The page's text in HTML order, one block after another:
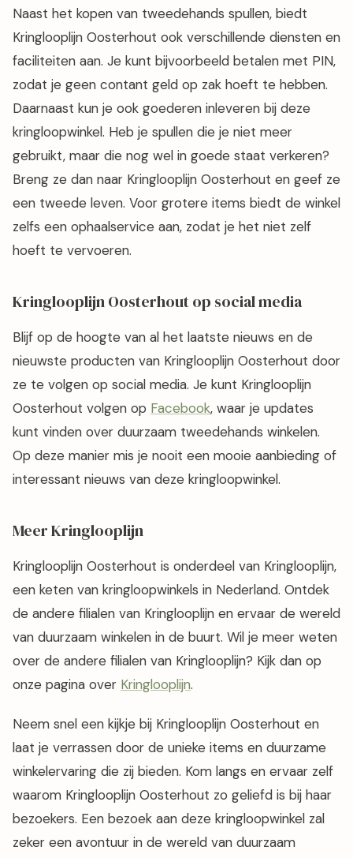
Naast het kopen van tweedehands spullen, biedt
Kringlooplijn Oosterhout ook verschillende diensten en
faciliteiten aan. Je kunt bijvoorbeeld betalen met PIN,
zodat je geen contant geld op zak hoeft te hebben.
Daarnaast kun je ook goederen inleveren bij deze
kringloopwinkel. Heb je spullen die je niet meer
gebruikt, maar die nog wel in goede staat verkeren?
Breng ze dan naar Kringlooplijn Oosterhout en geef ze
een tweede leven. Voor grotere items biedt de winkel
zelfs een ophaalservice aan, zodat je het niet zelf
hoeft te vervoeren.
Kringlooplijn Oosterhout op social media
Blijf op de hoogte van al het laatste nieuws en de
nieuwste producten van Kringlooplijn Oosterhout door
ze te volgen op social media. Je kunt Kringlooplijn
Oosterhout volgen op Facebook, waar je updates
kunt vinden over duurzaam tweedehands winkelen.
Op deze manier mis je nooit een mooie aanbieding of
interessant nieuws van deze kringloopwinkel.
Meer Kringlooplijn
Kringlooplijn Oosterhout is onderdeel van Kringlooplijn,
een keten van kringloopwinkels in Nederland. Ontdek
de andere filialen van Kringlooplijn en ervaar de wereld
van duurzaam winkelen in de buurt. Wil je meer weten
over de andere filialen van Kringlooplijn? Kijk dan op
onze pagina over Kringlooplijn.
Neem snel een kijkje bij Kringlooplijn Oosterhout en
laat je verrassen door de unieke items en duurzame
winkelervaring die zij bieden. Kom langs en ervaar zelf
waarom Kringlooplijn Oosterhout zo geliefd is bij haar
bezoekers. Een bezoek aan deze kringloopwinkel zal
zeker een avontuur in de wereld van duurzaam